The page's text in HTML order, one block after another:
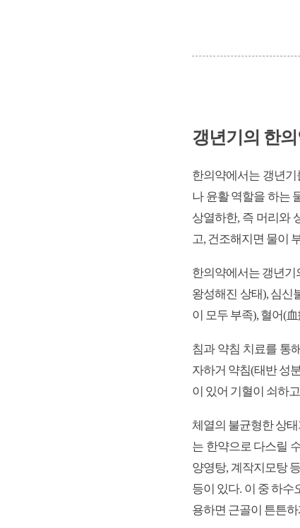
갱년기의 한
한의약에서는 갱년
나 윤활 역할을 하는
상열하한, 즉 머리와
고, 건조해지면 물이
한의약에서는 갱년기
왕성해진 상태), 심신
이 모두 부족), 혈어(
침과 약침 치료를 통
자하거 약침(태반 성
이 있어 기혈이 쇠하
체열의 불균형한 상
는 한약으로 다스릴
양영탕, 계작지모탕
등이 있다. 이 중 하
용하면 근골이 튼튼